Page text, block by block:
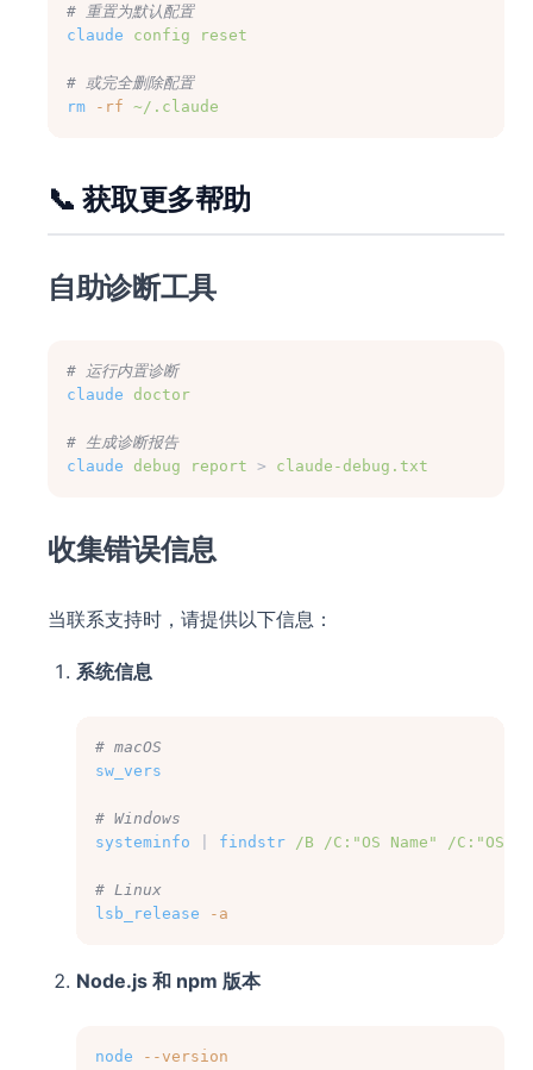
# 重置为默认配置
claude
config reset
# 或完全删除配置
rm
-rf ~/.claude
📞 获取更多帮助
自助诊断工具
# 运行内置诊断
claude
doctor
# 生成诊断报告
claude
debug report > claude-debug.txt
收集错误信息
当联系支持时，请提供以下信息：
系统信息
# macOS
sw_vers
# Windows
systeminfo
findstr /B /C:"OS Name" /C:"OS
# Linux
lsb_release
-a
Node.js 和 npm 版本
node
--version